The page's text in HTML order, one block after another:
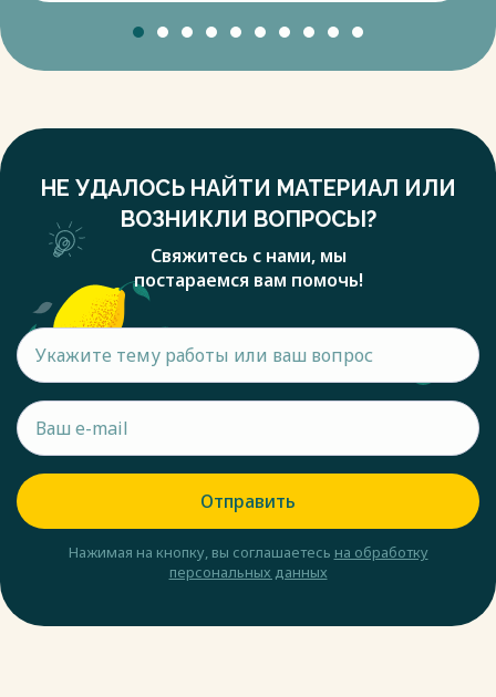
НЕ УДАЛОСЬ НАЙТИ МАТЕРИАЛ ИЛИ
ВОЗНИКЛИ ВОПРОСЫ?
Свяжитесь с нами, мы
постараемся вам помочь!
Отправить
Нажимая на кнопку, вы соглашаетесь на обработку
персональных данных